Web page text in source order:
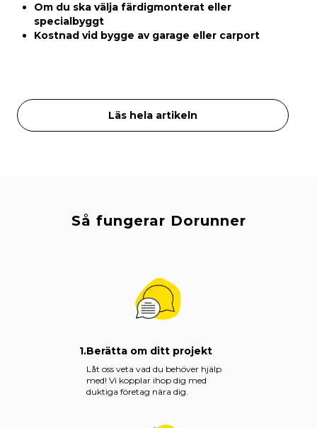
Om du ska välja färdigmonterat eller
specialbyggt
Kostnad vid bygge av garage eller carport
Läs hela artikeln
Så fungerar Dorunner
1.Berätta om ditt projekt
Låt oss veta vad du behöver hjälp
med! Vi kopplar ihop dig med
duktiga företag nära dig.